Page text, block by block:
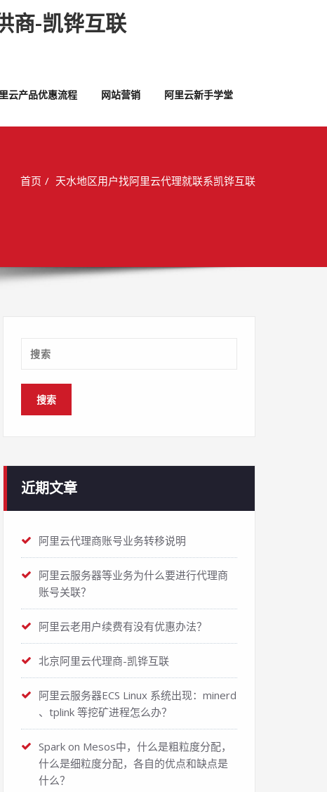
商-凯铧互联
云产品优惠流程 网站营销 阿里云新手学堂
首页 天水地区用户找阿里云代理就联系凯铧互联
近期文章
阿里云代理商账号业务转移说明
阿里云服务器等业务为什么要进行代理商
账号关联？
阿里云老用户续费有没有优惠办法？
北京阿里云代理商-凯铧互联
阿里云服务器ECS Linux 系统出现：minerd
、tplink 等挖矿进程怎么办？
Spark on Mesos中，什么是粗粒度分配，
什么是细粒度分配，各自的优点和缺点是
什么？